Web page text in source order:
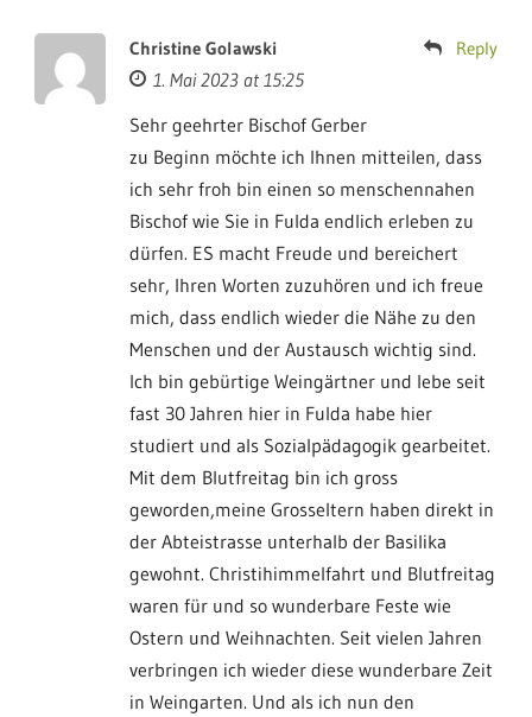
Christine Golawski
1. Mai 2023 at 15:25
Reply
Sehr geehrter Bischof Gerber
zu Beginn möchte ich Ihnen mitteilen, dass
ich sehr froh bin einen so menschennahen
Bischof wie Sie in Fulda endlich erleben zu
dürfen. ES macht Freude und bereichert
sehr, Ihren Worten zuzuhören und ich freue
mich, dass endlich wieder die Nähe zu den
Menschen und der Austausch wichtig sind.
Ich bin gebürtige Weingärtner und lebe seit
fast 30 Jahren hier in Fulda habe hier
studiert und als Sozialpädagogik gearbeitet.
Mit dem Blutfreitag bin ich gross
geworden,meine Grosseltern haben direkt in
der Abteistrasse unterhalb der Basilika
gewohnt. Christihimmelfahrt und Blutfreitag
waren für und so wunderbare Feste wie
Ostern und Weihnachten. Seit vielen Jahren
verbringen ich wieder diese wunderbare Zeit
in Weingarten. Und als ich nun den